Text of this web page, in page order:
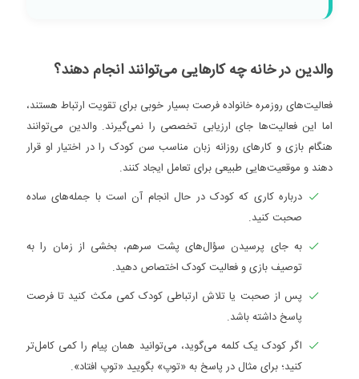
والدین در خانه چه کارهایی می‌توانند انجام دهند؟
فعالیت‌های روزمره خانواده فرصت بسیار خوبی برای تقویت ارتباط هستند،
اما این فعالیت‌ها جای ارزیابی تخصصی را نمی‌گیرند. والدین می‌توانند
هنگام بازی و کارهای روزانه زبان مناسب سن کودک را در اختیار او قرار
دهند و موقعیت‌هایی طبیعی برای تعامل ایجاد کنند.
درباره کاری که کودک در حال انجام آن است با جمله‌های ساده
صحبت کنید.
به جای پرسیدن سؤال‌های پشت سرهم، بخشی از زمان را به
توصیف بازی و فعالیت کودک اختصاص دهید.
پس از صحبت یا تلاش ارتباطی کودک کمی مکث کنید تا فرصت
پاسخ داشته باشد.
اگر کودک یک کلمه می‌گوید، می‌توانید همان پیام را کمی کامل‌تر
کنید؛ برای مثال در پاسخ به «توپ» بگویید «توپ افتاد».